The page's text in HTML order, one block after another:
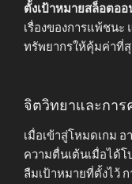
ตั้งเป้าหมายสล็อตอ
เรื่องของการแพ้ชนะ
ทรัพยากรให้คุ้มค่าที่
จิตวิทยาและกา
เมื่อเข้าสู่โหมดเกม
ความตื่นเต้นเมื่อได้โ
ลืมเป้าหมายที่ตั้งไว้